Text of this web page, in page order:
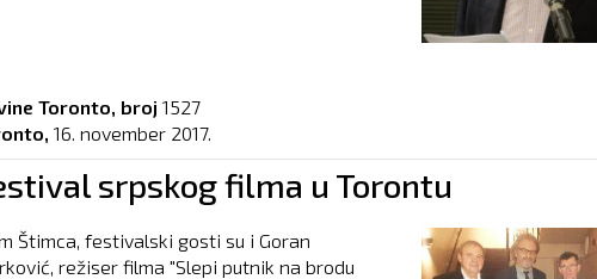
Toronto, broj 1527
16. november 2017.
srpskog filma u Torontu
Štimca, festivalski gosti su i Goran
režiser filma "Slepi putnik na brodu